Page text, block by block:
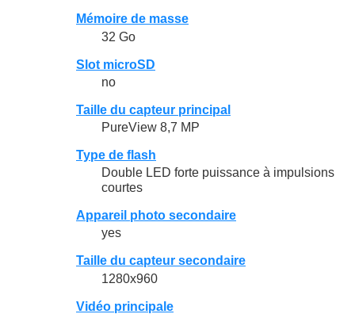
Mémoire de masse
32 Go
Slot microSD
no
Taille du capteur principal
PureView 8,7 MP
Type de flash
Double LED forte puissance à impulsions
courtes
Appareil photo secondaire
yes
Taille du capteur secondaire
1280x960
Vidéo principale